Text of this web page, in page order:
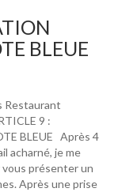
BLEUE
Restaurant
9 :
BLEUE Après 4
acharné, je me
vous présenter un
Après une prise